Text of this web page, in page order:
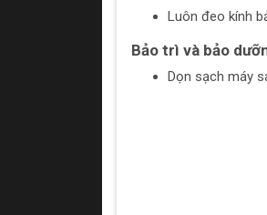
Luôn đeo kính
Bảo trì và bảo
Dọn sạch máy